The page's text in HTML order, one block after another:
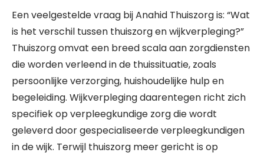
Een veelgestelde vraag bij Anahid Thuiszorg is: “Wat
is het verschil tussen thuiszorg en wijkverpleging?”
Thuiszorg omvat een breed scala aan zorgdiensten
die worden verleend in de thuissituatie, zoals
persoonlijke verzorging, huishoudelijke hulp en
begeleiding. Wijkverpleging daarentegen richt zich
specifiek op verpleegkundige zorg die wordt
geleverd door gespecialiseerde verpleegkundigen
in de wijk. Terwijl thuiszorg meer gericht is op